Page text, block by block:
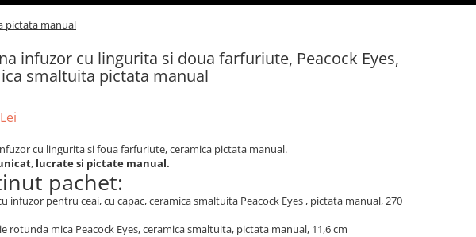
pictata manual
infuzor cu lingurita si doua farfuriute, Peacock Eyes,
smaltuita pictata manual
cu lingurita si foua farfuriute, ceramica pictata manual.
, lucrate si pictate manual.
pachet:
infuzor pentru ceai, cu capac, ceramica smaltuita Peacock Eyes , pictata manual, 270
rotunda mica Peacock Eyes, ceramica smaltuita, pictata manual, 11,6 cm